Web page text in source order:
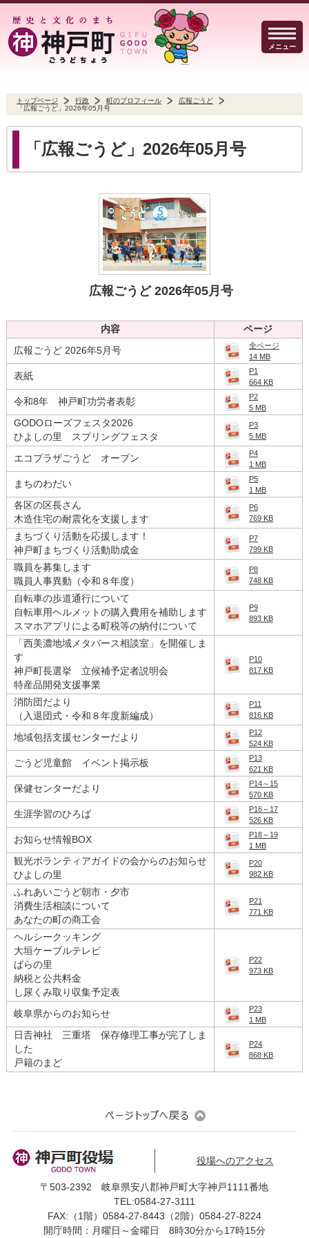
メニュー
行政
▼
文字サイズ
トップページ 行政 町のプロフィール
広報ごうど
「広報ごうど」2026年05月号
「広報ごうど」2026年05月号
広報ごうど 2026年05月号
内容 ページ
広報ごうど 2026年5月号
全ページ
14 MB
表紙
P1
664 KB
令和8年 神戸町功労者表彰
P2
5 MB
GODOローズフェスタ2026
ひよしの里 スプリングフェスタ
P3
5 MB
エコプラザごうど オープン
P4
1 MB
まちのわだい
P5
1 MB
各区の区長さん
木造住宅の耐震化を支援します
P6
769 KB
まちづくり活動を応援します！
神戸町まちづくり活動助成金
P7
799 KB
職員を募集します
職員人事異動（令和８年度）
P8
748 KB
自転車の歩道通行について
自転車用ヘルメットの購入費用を補助します
スマホアプリによる町税等の納付について
P9
893 KB
「西美濃地域メタバース相談室」を開催しま
す
神戸町長選挙 立候補予定者説明会
特産品開発支援事業
P10
817 KB
消防団だより
（入退団式・令和８年度新編成）
P11
816 KB
地域包括支援センターだより
P12
524 KB
ごうど児童館 イベント掲示板
P13
621 KB
保健センターだより
P14～15
570 KB
生涯学習のひろば
P16～17
526 KB
お知らせ情報BOX
P18～19
1 MB
観光ボランティアガイドの会からのお知らせ
ひよしの里
P20
982 KB
ふれあいごうど朝市・夕市
消費生活相談について
あなたの町の商工会
P21
771 KB
ヘルシークッキング
大垣ケーブルテレビ
ばらの里
納税と公共料金
し尿くみ取り収集予定表
P22
973 KB
岐阜県からのお知らせ
P23
1 MB
日𠮷神社 三重塔 保存修理工事が完了しま
した
戸籍のまど
P24
868 KB
役場へのアクセス
〒503-2392 岐阜県安八郡神戸町大字神戸1111番地
TEL:0584-27-3111
FAX:（1階）0584-27-8443（2階）0584-27-8224
開庁時間：月曜日～金曜日 8時30分から17時15分